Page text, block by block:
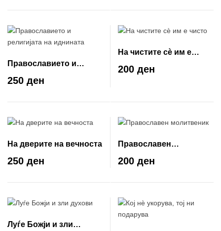
Православието и
религијата на иднината
250 ден
На чистите сè им е
чисто
200 ден
На дверите на вечноста
250 ден
Православен
молитвеник
200 ден
Луѓе Божји и зли